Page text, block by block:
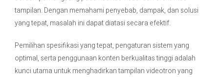
tampilan. Dengan memahami penyebab, dampak, dan solusi
yang tepat, masalah ini dapat diatasi secara efektif.
Pemilihan spesifikasi yang tepat, pengaturan sistem yang
optimal, serta penggunaan konten berkualitas tinggi adalah
kunci utama untuk menghadirkan tampilan videotron yang